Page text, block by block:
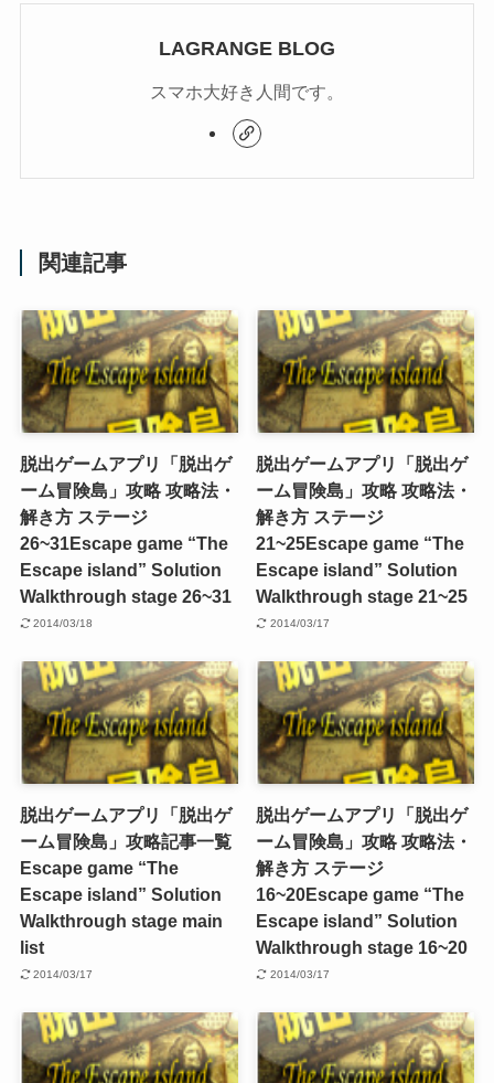
LAGRANGE BLOG
スマホ大好き人間です。
関連記事
脱出ゲームアプリ「脱出ゲ
ーム冒険島」攻略 攻略法・
解き方 ステージ
26~31Escape game “The
Escape island” Solution
Walkthrough stage 26~31
2014/03/18
脱出ゲームアプリ「脱出ゲ
ーム冒険島」攻略 攻略法・
解き方 ステージ
21~25Escape game “The
Escape island” Solution
Walkthrough stage 21~25
2014/03/17
脱出ゲームアプリ「脱出ゲ
ーム冒険島」攻略記事一覧
Escape game “The
Escape island” Solution
Walkthrough stage main
list
2014/03/17
脱出ゲームアプリ「脱出ゲ
ーム冒険島」攻略 攻略法・
解き方 ステージ
16~20Escape game “The
Escape island” Solution
Walkthrough stage 16~20
2014/03/17